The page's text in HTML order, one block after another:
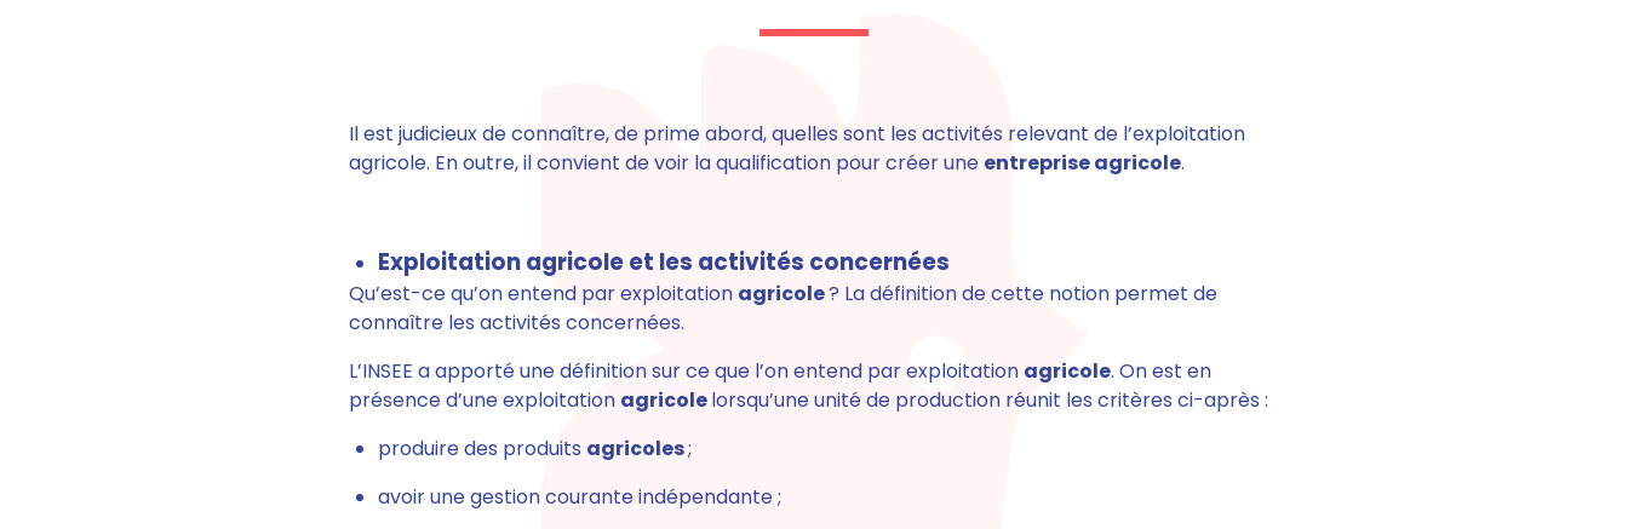
Il est judicieux de connaître, de prime abord, quelles sont les activités relevant de l’exploitation
agricole. En outre, il convient de voir la qualification pour créer une entreprise agricole.
Exploitation agricole et les activités concernées
Qu’est-ce qu’on entend par exploitation agricole? La définition de cette notion permet de
connaître les activités concernées.
L’INSEE a apporté une définition sur ce que l’on entend par exploitation agricole. On est en
présence d’une exploitation agricolelorsqu’une unité de production réunit les critères ci-après :
produire des produits agricoles;
avoir une gestion courante indépendante ;